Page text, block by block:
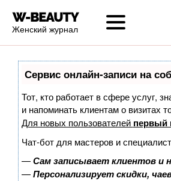
Женский журнал
Сервис онлайн-записи на
Тот, кто работает в сфере услуг,
и напоминать клиентам о
Для новых пользователей первый
Чат-бот для мастеров и
—Сам записывает клиентов и
—Персонализирует скидки,